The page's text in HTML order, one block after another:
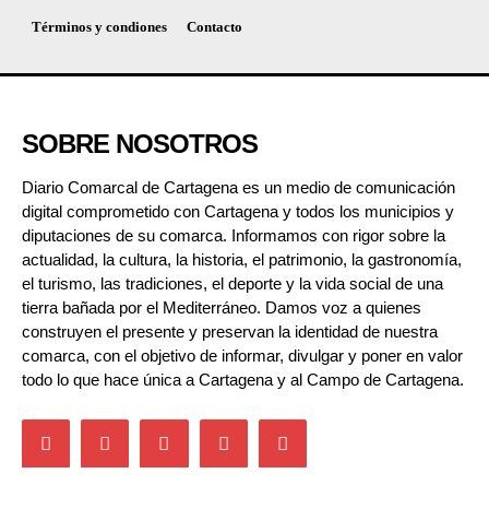
Términos y condiones Contacto
SOBRE NOSOTROS
Diario Comarcal de Cartagena es un medio de comunicación
digital comprometido con Cartagena y todos los municipios y
diputaciones de su comarca. Informamos con rigor sobre la
actualidad, la cultura, la historia, el patrimonio, la gastronomía,
el turismo, las tradiciones, el deporte y la vida social de una
tierra bañada por el Mediterráneo. Damos voz a quienes
construyen el presente y preservan la identidad de nuestra
comarca, con el objetivo de informar, divulgar y poner en valor
todo lo que hace única a Cartagena y al Campo de Cartagena.